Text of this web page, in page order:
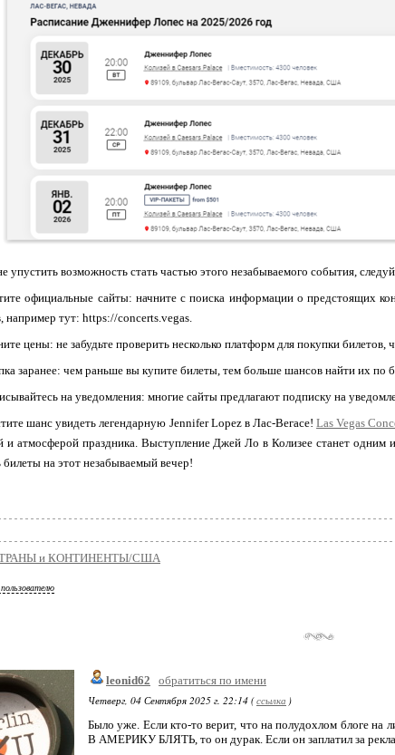
упустить возможность стать частью этого незабываемого события,
официальные сайты: начните с поиска информации о предстоящих
например тут: https://concerts.vegas.
цены: не забудьте проверить несколько платформ для покупки
заранее: чем раньше вы купите билеты, тем больше шансов найти их по
на уведомления: многие сайты предлагают подписку на
шанс увидеть легендарную Jennifer Lopez в Лас-Вегасе!Las Vegas
и атмосферой праздника. Выступление Джей Ло в Колизее станет одним
билеты на этот незабываемый вечер!
и КОНТИНЕНТЫ/США
leonid62
обратиться по имени
Четверг, 04 Сентября 2025 г. 22:14 (ссылка )
Было уже. Если кто-то верит, что на полудохлом блоге на
В АМЕРИКУ БЛЯТЬ, то он дурак. Если он заплатил за